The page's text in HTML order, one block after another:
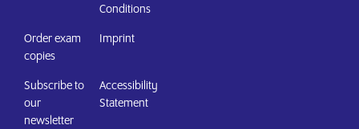
Order exam
copies
Subscribe to
our
newsletter
Conditions
Imprint
Accessibility
Statement